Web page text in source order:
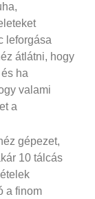
leforgása
átlátni, hogy
ha
valami
a
gépezet,
10 tálcás
a finom